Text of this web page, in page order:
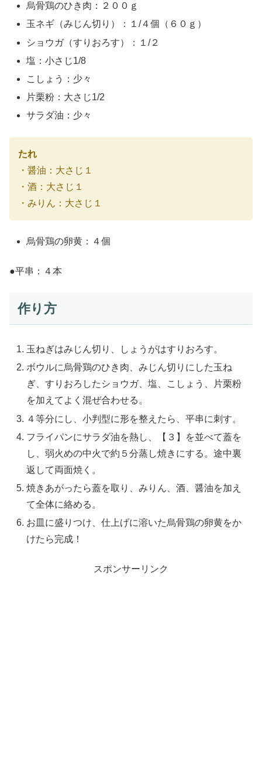
烏骨鶏のひき肉：２００ｇ
玉ネギ（みじん切り）：１/４個（６０ｇ）
ショウガ（すりおろす）：１/２
塩：小さじ1/8
こしょう：少々
片栗粉：大さじ1/2
サラダ油：少々
たれ
・醤油：大さじ１
・酒：大さじ１
・みりん：大さじ１
烏骨鶏の卵黄：４個
●平串：４本
作り方
玉ねぎはみじん切り、しょうがはすりおろす。
ボウルに烏骨鶏のひき肉、みじん切りにした玉ね
ぎ、すりおろしたショウガ、塩、こしょう、片栗粉
を加えてよく混ぜ合わせる。
４等分にし、小判型に形を整えたら、平串に刺す。
フライパンにサラダ油を熱し、【３】を並べて蓋を
し、弱火めの中火で約５分蒸し焼きにする。途中裏
返して両面焼く。
焼きあがったら蓋を取り、みりん、酒、醤油を加え
て全体に絡める。
お皿に盛りつけ、仕上げに溶いた烏骨鶏の卵黄をか
けたら完成！
スポンサーリンク